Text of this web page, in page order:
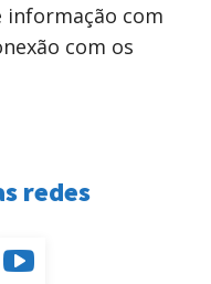
informação com
com os
redes